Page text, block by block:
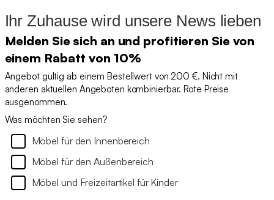
Ihr Zuhause wird unsere News lieben
Melden Sie sich an und profitieren Sie von
einem Rabatt von 10%
Angebot gültig ab einem Bestellwert von 200 €. Nicht mit
anderen aktuellen Angeboten kombinierbar. Rote Preise
ausgenommen.
Was möchten Sie sehen?
Möbel für den Innenbereich
Möbel für den Außenbereich
Möbel und Freizeitartikel für Kinder